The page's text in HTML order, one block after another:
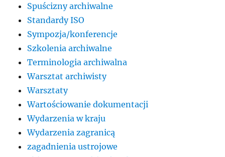
Spuścizny archiwalne
Standardy ISO
Sympozja/konferencje
Szkolenia archiwalne
Terminologia archiwalna
Warsztat archiwisty
Warsztaty
Wartościowanie dokumentacji
Wydarzenia w kraju
Wydarzenia zagranicą
zagadnienia ustrojowe